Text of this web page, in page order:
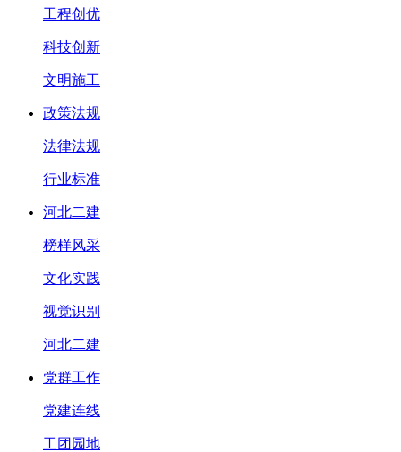
工程创优
科技创新
文明施工
政策法规
法律法规
行业标准
河北二建
榜样风采
文化实践
视觉识别
河北二建
党群工作
党建连线
工团园地